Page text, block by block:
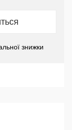
знижки